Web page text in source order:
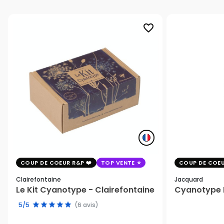
favorite_border
COUP DE COEUR R&P TOP VENTE
Clairefontaine
Le Kit Cyanotype - Clairefontaine
5/5 (6 avis)
COUP DE
Jacquard
Cyanotype